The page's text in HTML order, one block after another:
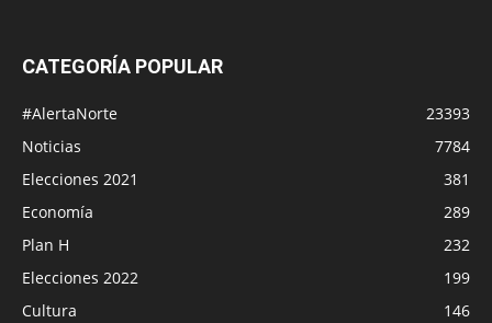
CATEGORÍA POPULAR
#AlertaNorte
23393
Noticias
7784
Elecciones 2021
381
Economía
289
Plan H
232
Elecciones 2022
199
Cultura
146